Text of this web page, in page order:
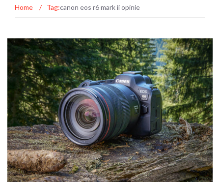
Home / Tag:canon eos r6 mark ii opinie